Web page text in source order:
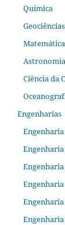
Química
Geociências
Matemática
Astronomia
Ciência da
Engenharias